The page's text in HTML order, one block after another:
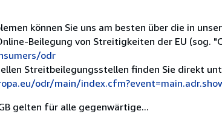
können Sie uns am besten über die in
Beilegung von Streitigkeiten der EU (sog.
odr
Streitbeilegungsstellen finden Sie direkt
odr/main/
gelten für alle gegenwärtige...